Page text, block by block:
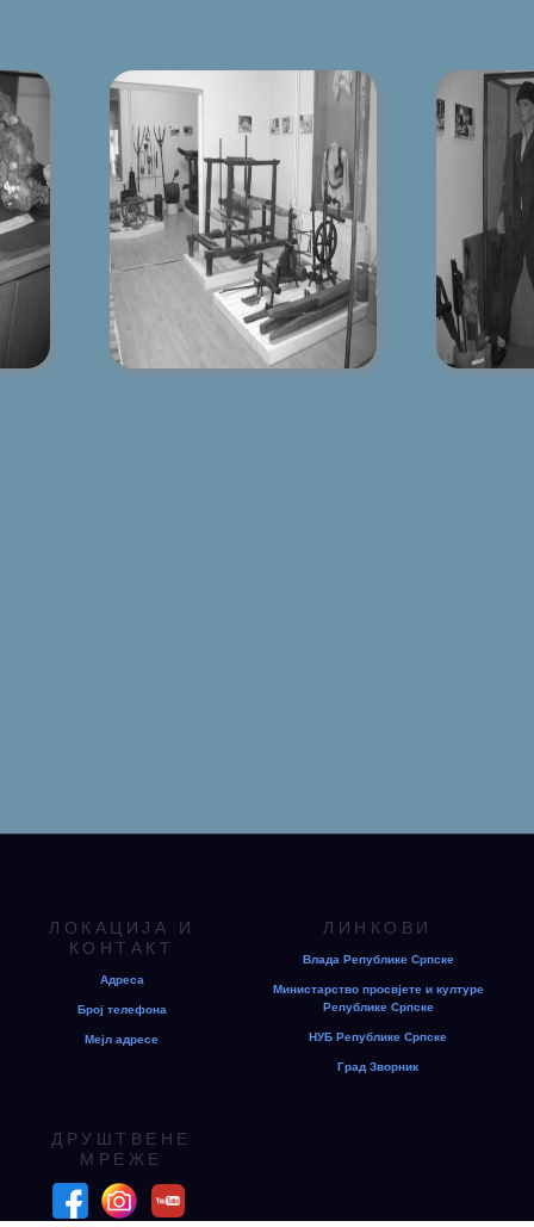
ЛОКАЦИЈА И
КОНТАКТ
Адреса
Број телефона
Мејл адресе
ЛИНКОВИ
Влада Републике Српске
Министарство просвјете и културе
Републике Српске
НУБ Републике Српске
Град Зворник
ДРУШТВЕНЕ
МРЕЖЕ